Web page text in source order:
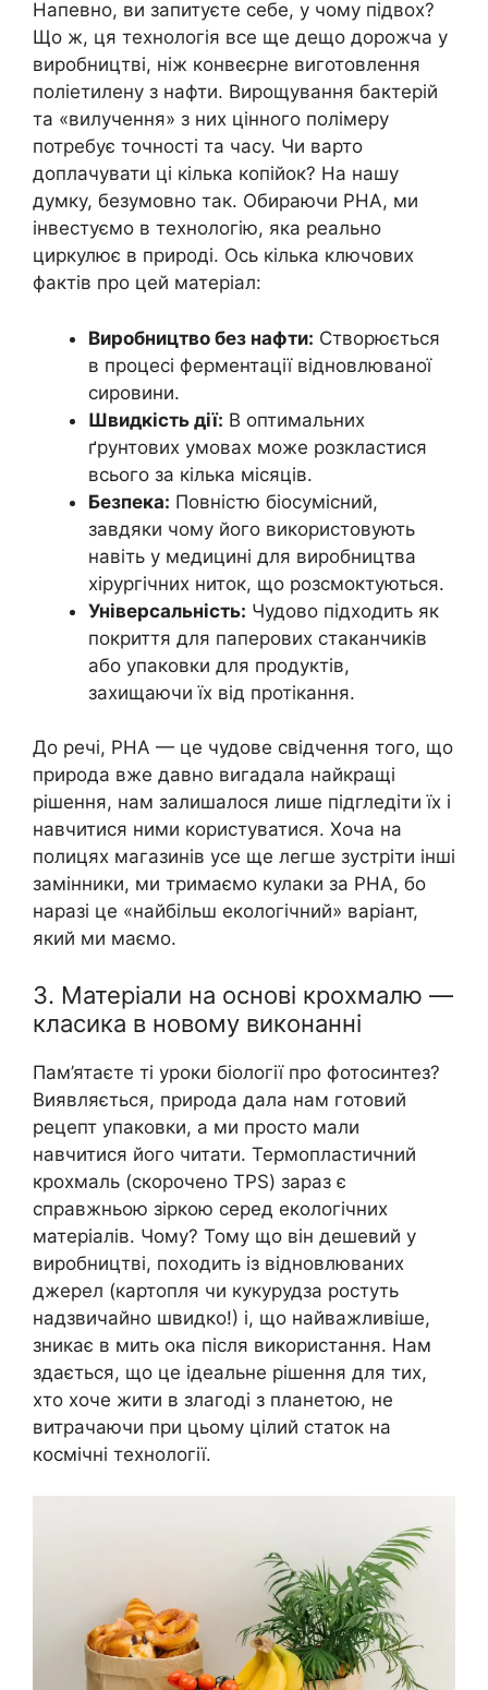
Напевно, ви запитуєте себе, у чому підвох?
Що ж, ця технологія все ще дещо дорожча у
виробництві, ніж конвеєрне виготовлення
поліетилену з нафти. Вирощування бактерій
та «вилучення» з них цінного полімеру
потребує точності та часу. Чи варто
доплачувати ці кілька копійок? На нашу
думку, безумовно так. Обираючи PHA, ми
інвестуємо в технологію, яка реально
циркулює в природі. Ось кілька ключових
фактів про цей матеріал:
Виробництво без нафти: Створюється
в процесі ферментації відновлюваної
сировини.
Швидкість дії: В оптимальних
ґрунтових умовах може розкластися
всього за кілька місяців.
Безпека: Повністю біосумісний,
завдяки чому його використовують
навіть у медицині для виробництва
хірургічних ниток, що розсмоктуються.
Універсальність: Чудово підходить як
покриття для паперових стаканчиків
або упаковки для продуктів,
захищаючи їх від протікання.
До речі, PHA — це чудове свідчення того, що
природа вже давно вигадала найкращі
рішення, нам залишалося лише підгледіти їх і
навчитися ними користуватися. Хоча на
полицях магазинів усе ще легше зустріти інші
замінники, ми тримаємо кулаки за PHA, бо
наразі це «найбільш екологічний» варіант,
який ми маємо.
3. Матеріали на основі крохмалю —
класика в новому виконанні
Пам’ятаєте ті уроки біології про фотосинтез?
Виявляється, природа дала нам готовий
рецепт упаковки, а ми просто мали
навчитися його читати. Термопластичний
крохмаль (скорочено TPS) зараз є
справжньою зіркою серед екологічних
матеріалів. Чому? Тому що він дешевий у
виробництві, походить із відновлюваних
джерел (картопля чи кукурудза ростуть
надзвичайно швидко!) і, що найважливіше,
зникає в мить ока після використання. Нам
здається, що це ідеальне рішення для тих,
хто хоче жити в злагоді з планетою, не
витрачаючи при цьому цілий статок на
космічні технології.